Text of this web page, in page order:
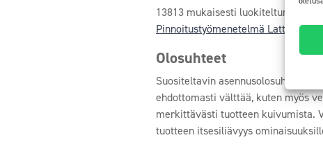
13813 mukaisesti luokiteltuna.
Pinnoitustyömenetelmä Lattiat
Olosuhteet
Suositeltavin asennusolosuhde on
ehdottomasti välttää, kuten myös
merkittävästi tuotteen kuivumista.
tuotteen itsesiliävyys